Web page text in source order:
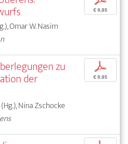
Omar W. Nasim
€ 9,95
zu
der
Nina Zschocke
p
€ 9,95